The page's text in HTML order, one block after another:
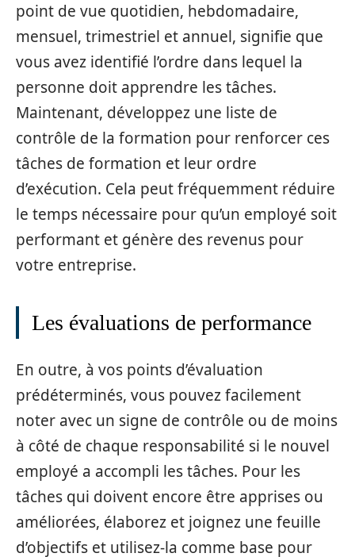
point de vue quotidien, hebdomadaire,
mensuel, trimestriel et annuel, signifie que
vous avez identifié l’ordre dans lequel la
personne doit apprendre les tâches.
Maintenant, développez une liste de
contrôle de la formation pour renforcer ces
tâches de formation et leur ordre
d’exécution. Cela peut fréquemment réduire
le temps nécessaire pour qu’un employé soit
performant et génère des revenus pour
votre entreprise.
Les évaluations de performance
En outre, à vos points d’évaluation
prédéterminés, vous pouvez facilement
noter avec un signe de contrôle ou de moins
à côté de chaque responsabilité si le nouvel
employé a accompli les tâches. Pour les
tâches qui doivent encore être apprises ou
améliorées, élaborez et joignez une feuille
d’objectifs et utilisez-la comme base pour